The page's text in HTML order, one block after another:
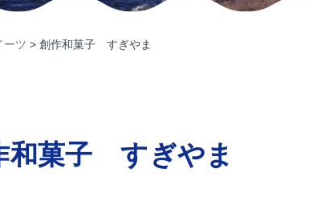
ーツ > 創作和菓子 すぎやま
和菓子 すぎやま